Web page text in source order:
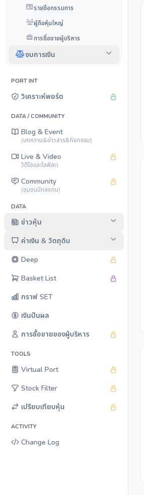
รายชื่อกรรมการ
ผู้ถือหุ้นใหญ่
การซื้อขายผู้บริหาร
งบการเงิน
PORT INT
วิเคราะห์พอร์ต
DATA / COMMUNITY
Blog & Event
(บทความ&ข่าวสาร&กิจกรรม)
Live & Video
วิดีโอและไลฟ์สด
Community
(ชุมชนนักลงทุน)
DATA
ข่าวหุ้น
ค่าเงิน & วัตถุดิบ
Deep
Basket List
กราฟ SET
เงินปันผล
การซื้อขายของผู้บริหาร
TOOLS
Virtual Port
Stock Filter
เปรียบเทียบหุ้น
ACTIVITY
Change Log